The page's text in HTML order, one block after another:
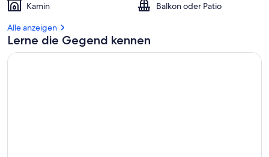
Kamin
Balkon oder Patio
Alle anzeigen
Lerne die Gegend kennen